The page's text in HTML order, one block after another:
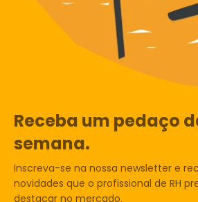
Receba um pedaço
semana.
Inscreva-se na nossa newsletter e
novidades que o profissional de RH
destacar no mercado.